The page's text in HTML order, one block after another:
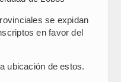
se expidan
en favor del
ubicación de estos.